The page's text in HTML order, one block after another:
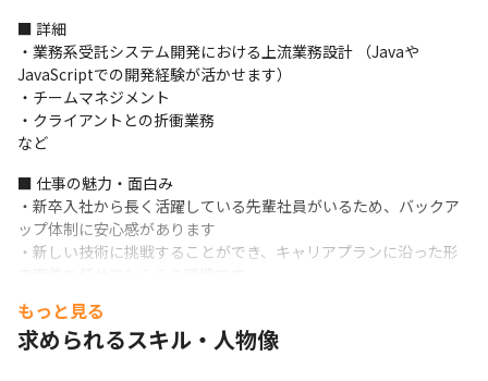
■ 詳細
・業務系受託システム開発における上流業務設計 （Javaや
JavaScriptでの開発経験が活かせます）
・チームマネジメント
・クライアントとの折衝業務
など
■ 仕事の魅力・面白み
・新卒入社から長く活躍している先輩社員がいるため、バックア
ップ体制に安心感があります
・新しい技術に挑戦することができ、キャリアプランに沿った形
もっと見る
求められるスキル・人物像